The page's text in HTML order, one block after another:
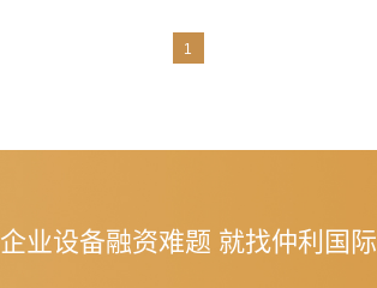
1
企业设备融资难题 就找仲利国际